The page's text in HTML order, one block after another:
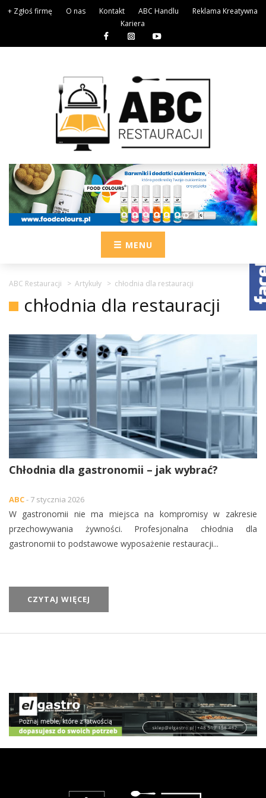
+ Zgłoś firmę O nas Kontakt ABC Handlu
Reklama Kreatywna
Kariera
MENU
ABC Restauracji > Artykuły > chłodnia dla restauracji
chłodnia dla restauracji
Chłodnia dla gastronomii – jak wybrać?
ABC- 7 stycznia 2026
W gastronomii nie ma miejsca na kompromisy w zakresie
przechowywania żywności. Profesjonalna chłodnia dla
gastronomii to podstawowe wyposażenie restauracji...
CZYTAJ WIĘCEJ